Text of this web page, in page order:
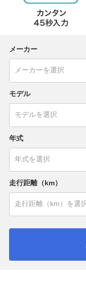
メーカー
モデル
年式
走行距離（km）